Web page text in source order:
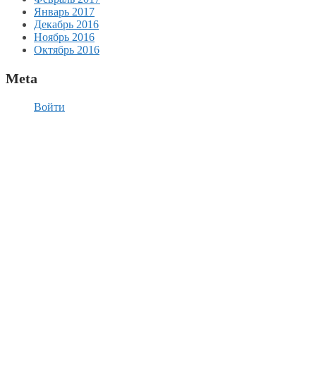
Январь 2017
Декабрь 2016
Ноябрь 2016
Октябрь 2016
Meta
Войти